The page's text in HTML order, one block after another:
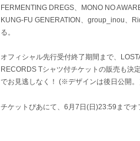
FERMENTING DREGS、MONO NO
KUNG-FU GENERATION、group_inou、
る。
オフィシャル先行受付終了期間まで、
RECORDS Tシャツ付チケットの販売も決
でお見逃しなく！ (※デザインは後日公開。
チケットぴあにて、6月7日(日)23:59までオ